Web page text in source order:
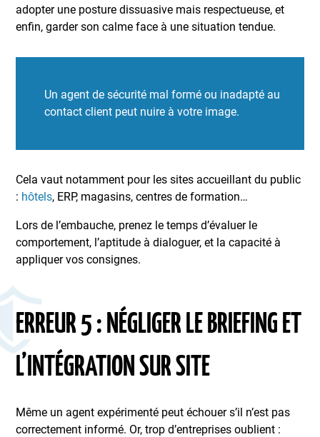
adopter une posture dissuasive mais respectueuse, et
enfin, garder son calme face à une situation tendue.
Un agent de sécurité mal formé ou inadapté au
contact client peut nuire à votre image.
Cela vaut notamment pour les sites accueillant du public
: hôtels, ERP, magasins, centres de formation…
Lors de l’embauche, prenez le temps d’évaluer le
comportement, l’aptitude à dialoguer, et la capacité à
appliquer vos consignes.
ERREUR 5 : NÉGLIGER LE BRIEFING ET
L’INTÉGRATION SUR SITE
Même un agent expérimenté peut échouer s’il n’est pas
correctement informé. Or, trop d’entreprises oublient :